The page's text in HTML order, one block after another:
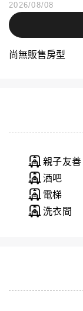
2026/08/08
尚無販售房型
親子友善
酒吧
電梯
洗衣間